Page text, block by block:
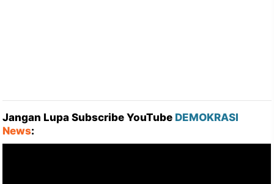
Jangan Lupa Subscribe YouTube DEMOKRASI
News: